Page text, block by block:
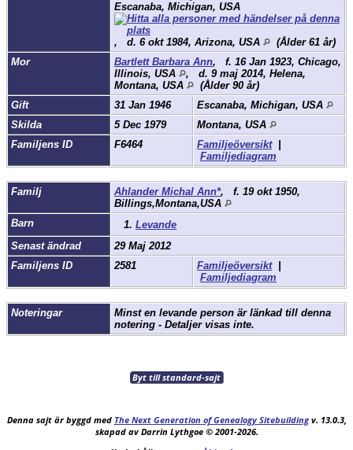
Escanaba, Michigan, USA
, d. 6 okt 1984, Arizona, USA
(Ålder 61 år)
Mor
Bartlett Barbara Ann, f. 16 Jan 1923, Chicago,
Illinois, USA
, d. 9 maj 2014, Helena,
Montana, USA
(Ålder 90 år)
Gift
31 Jan 1946
Escanaba, Michigan, USA
Skilda
5 Dec 1979
Montana, USA
Familjens ID
F6464 Familjeöversikt|
Familjediagram
Familj Ahlander Michal Ann*, f. 19 okt 1950,
Billings,Montana,USA
Barn
1. Levande
Senast ändrad
29 Maj 2012
Familjens ID
2581 Familjeöversikt|
Familjediagram
Noteringar
Minst en levande person är länkad till denna
notering - Detaljer visas inte.
Byt till standard-sajt
Denna sajt är byggd med The Next Generation of Genealogy Sitebuildingv. 13.0.3,
skapad av Darrin Lythgoe © 2001-2026.